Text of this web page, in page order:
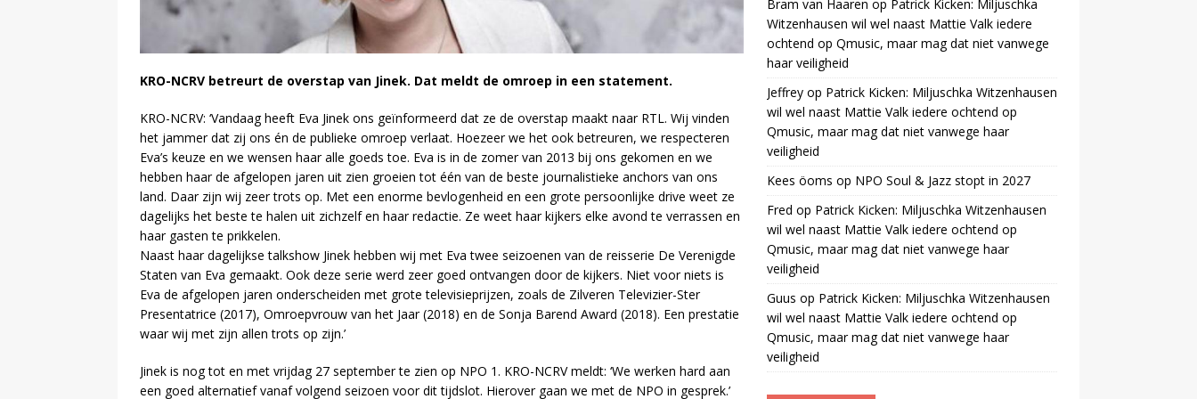
KRO-NCRV betreurt de overstap van Jinek. Dat meldt de omroep in een statement.
KRO-NCRV: ‘Vandaag heeft Eva Jinek ons geïnformeerd dat ze de overstap maakt naar RTL. Wij vinden
het jammer dat zij ons én de publieke omroep verlaat. Hoezeer we het ook betreuren, we respecteren
Eva’s keuze en we wensen haar alle goeds toe. Eva is in de zomer van 2013 bij ons gekomen en we
hebben haar de afgelopen jaren uit zien groeien tot één van de beste journalistieke anchors van ons
land. Daar zijn wij zeer trots op. Met een enorme bevlogenheid en een grote persoonlijke drive weet ze
dagelijks het beste te halen uit zichzelf en haar redactie. Ze weet haar kijkers elke avond te verrassen en
haar gasten te prikkelen.
Naast haar dagelijkse talkshow Jinek hebben wij met Eva twee seizoenen van de reisserie De Verenigde
Staten van Eva gemaakt. Ook deze serie werd zeer goed ontvangen door de kijkers. Niet voor niets is
Eva de afgelopen jaren onderscheiden met grote televisieprijzen, zoals de Zilveren Televizier-Ster
Presentatrice (2017), Omroepvrouw van het Jaar (2018) en de Sonja Barend Award (2018). Een prestatie
waar wij met zijn allen trots op zijn.’
Jinek is nog tot en met vrijdag 27 september te zien op NPO 1. KRO-NCRV meldt: ‘We werken hard aan
een goed alternatief vanaf volgend seizoen voor dit tijdslot. Hierover gaan we met de NPO in gesprek.’
Bram van Haaren op Patrick Kicken: Miljuschka
Witzenhausen wil wel naast Mattie Valk iedere
ochtend op Qmusic, maar mag dat niet vanwege
haar veiligheid
Jeffreyop Patrick Kicken: Miljuschka Witzenhausen
wil wel naast Mattie Valk iedere ochtend op
Qmusic, maar mag dat niet vanwege haar
veiligheid
Kees öoms op NPO Soul & Jazz stopt in 2027
Fred op Patrick Kicken: Miljuschka Witzenhausen
wil wel naast Mattie Valk iedere ochtend op
Qmusic, maar mag dat niet vanwege haar
veiligheid
Guus op Patrick Kicken: Miljuschka Witzenhausen
wil wel naast Mattie Valk iedere ochtend op
Qmusic, maar mag dat niet vanwege haar
veiligheid